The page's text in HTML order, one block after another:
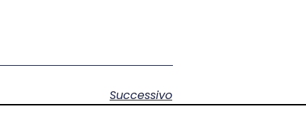
Successivo